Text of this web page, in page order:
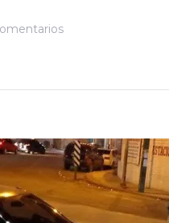
En
Siempre
He
Deseado
Ser»: